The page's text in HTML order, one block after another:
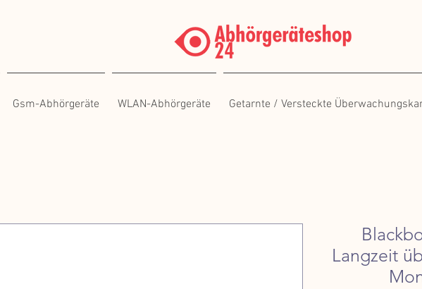
Gsm-Abhörgeräte WLAN-Abhörgeräte Getarnte / Versteckte
Langzeit